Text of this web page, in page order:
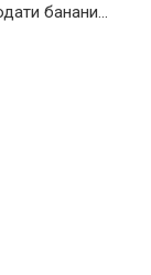
банани…